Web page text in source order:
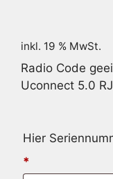
inkl. 19 % MwSt.
Radio Code
Uconnect 5.0
Hier
*